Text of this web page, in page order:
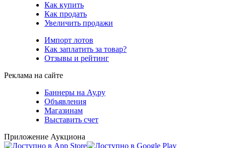
Как купить
Как продать
Увеличить продажи
Импорт лотов
Как заплатить за товар?
Отзывы и рейтинг
Реклама на сайте
Баннеры на Ау.ру
Объявления
Магазинам
Выставить счет
Приложение Аукциона